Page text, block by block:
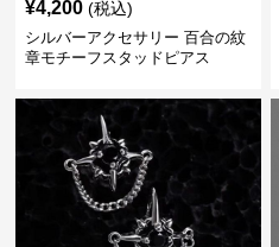
¥4,200 (税込)
シルバーアクセサリー 百合の紋
章モチーフスタッドピアス